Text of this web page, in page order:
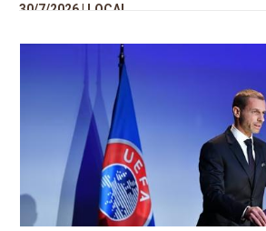
30/7/2026 | LOCAL